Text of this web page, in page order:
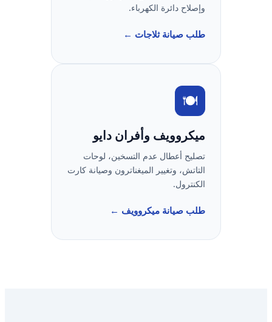
وإصلاح دائرة الكهرباء.
طلب صيانة ثلاجات ←
🍽️
ميكروويف وأفران دايو
تصليح أعطال عدم التسخين، لوحات
التاتش، وتغيير الميغناترون وصيانة كارت
الكنترول.
طلب صيانة ميكروويف ←